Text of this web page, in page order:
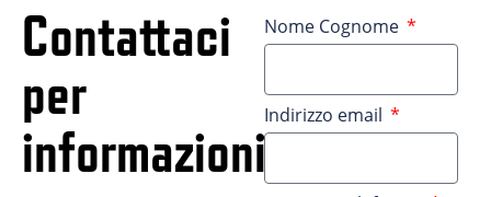
Contattaci
per
informazioni
Nome Cognome
Indirizzo email